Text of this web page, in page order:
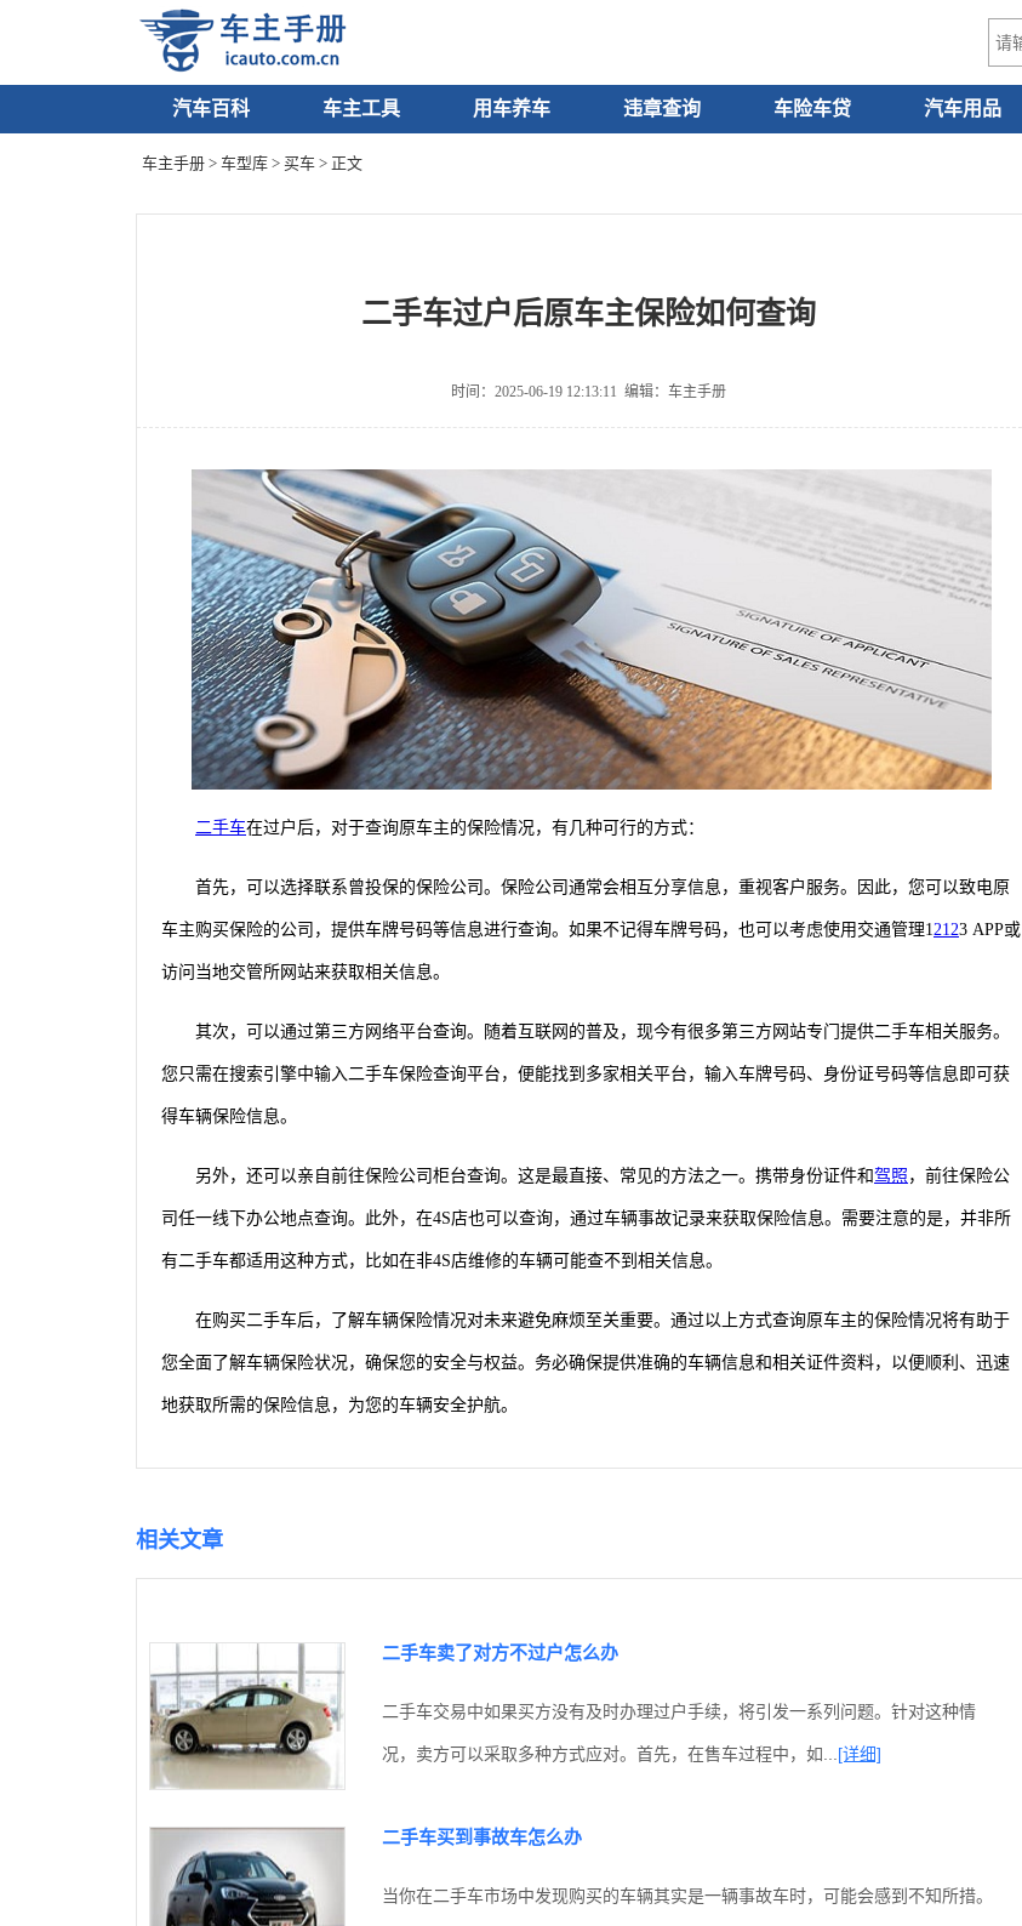
汽车百科 车主工具 用车养车 违章查询 车险车贷 汽车用品
车主手册 > 车型库 > 买车 > 正文
二手车过户后原车主保险如何查询
时间：2025-06-19 12:13:11 编辑：车主手册
二手车在过户后，对于查询原车主的保险情况，有几种可行的方式：
首先，可以选择联系曾投保的保险公司。保险公司通常会相互分享信息，重视客户服务。因此，您可以致电原
车主购买保险的公司，提供车牌号码等信息进行查询。如果不记得车牌号码，也可以考虑使用交通管理1 2123 APP或
访问当地交管所网站来获取相关信息。
其次，可以通过第三方网络平台查询。随着互联网的普及，现今有很多第三方网站专门提供二手车相关服务。
您只需在搜索引擎中输入二手车保险查询平台，便能找到多家相关平台，输入车牌号码、身份证号码等信息即可获
得车辆保险信息。
另外，还可以亲自前往保险公司柜台查询。这是最直接、常见的方法之一。携带身份证件和驾照 ，前往保险公
司任一线下办公地点查询。此外，在4S店也可以查询，通过车辆事故记录来获取保险信息。需要注意的是，并非所
有二手车都适用这种方式，比如在非4S店维修的车辆可能查不到相关信息。
在购买二手车后，了解车辆保险情况对未来避免麻烦至关重要。通过以上方式查询原车主的保险情况将有助于
您全面了解车辆保险状况，确保您的安全与权益。务必确保提供准确的车辆信息和相关证件资料，以便顺利、迅速
地获取所需的保险信息，为您的车辆安全护航。
相关文章
二手车卖了对方不过户怎么办
二手车交易中如果买方没有及时办理过户手续，将引发一系列问题。针对这种情
况，卖方可以采取多种方式应对。首先，在售车过程中，如... [详细]
二手车买到事故车怎么办
当你在二手车市场中发现购买的车辆其实是一辆事故车时，可能会感到不知所措。